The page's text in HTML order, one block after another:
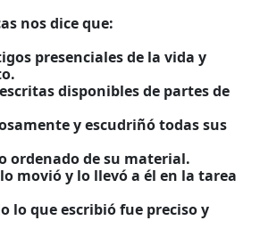
nos dice que:
presenciales de la vida y
disponibles de partes de
y escudriñó todas sus
ordenado de su material.
movió y lo llevó a él en la tarea
lo que escribió fue preciso y